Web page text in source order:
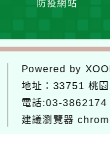
單
防疫網站
Powered by
地址： 33751 桃
電話:03-3862174
建議瀏覽器